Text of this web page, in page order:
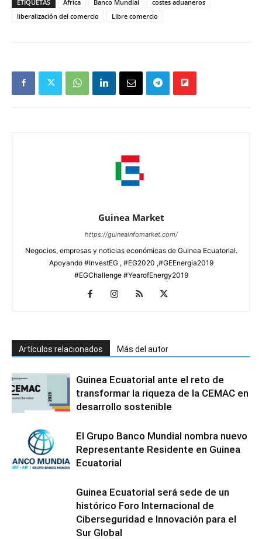
ETIQUETAS África Banco Mundial
costes aduaneros
liberalización del comercio
Libre comercio
Guinea Market
https://guineainfomarket.com/
Negocios, empresas y noticias económicas de Guinea Ecuatorial.
Apoyando #InvestEG , #EG2020 ,#GEEnergia2019
#EGChallenge #YearofEnergy2019
Artículos relacionados Más del autor
Guinea Ecuatorial ante el reto de
transformar la riqueza de la CEMAC en
desarrollo sostenible
El Grupo Banco Mundial nombra nuevo
Representante Residente en Guinea
Ecuatorial
Guinea Ecuatorial será sede de un
histórico Foro Internacional de
Ciberseguridad e Innovación para el
Sur Global